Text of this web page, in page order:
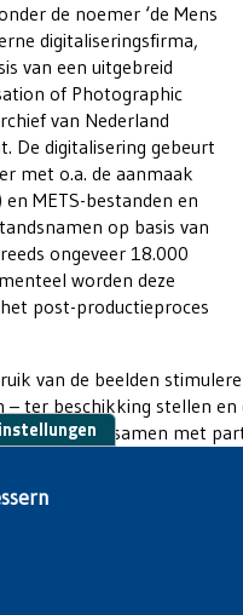
de noemer ‘de Mens
digitaliseringsfirma,
van een uitgebreid
of Photographic
van Nederland
De digitalisering gebeurt
met o.a. de aanmaak
METS-bestanden en
op basis van
ongeveer 18.000
worden deze
post-productieproces
van de beelden
ter beschikking stellen
later samen met